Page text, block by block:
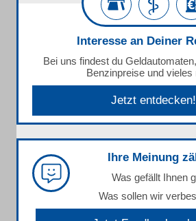
Interesse an Deiner
Bei uns findest du
Benzinpreise und vieles
Jetzt entdecken!
Ihre Meinung
Was gefällt Ihnen
Was sollen wir